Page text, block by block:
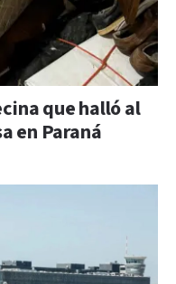
que halló al
en Paraná